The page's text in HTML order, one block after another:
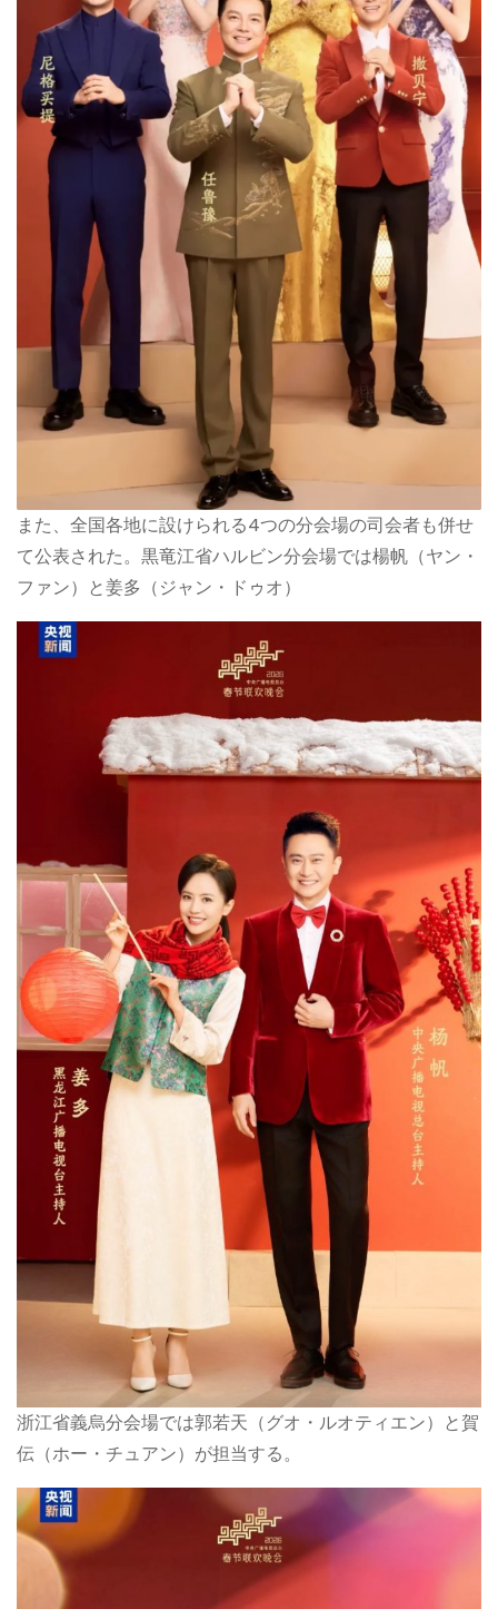
また、全国各地に設けられる4つの分会場の司会者も併せ
て公表された。黒竜江省ハルビン分会場では楊帆（ヤン・
ファン）と姜多（ジャン・ドゥオ）
浙江省義烏分会場では郭若天（グオ・ルオティエン）と賀
伝（ホー・チュアン）が担当する。